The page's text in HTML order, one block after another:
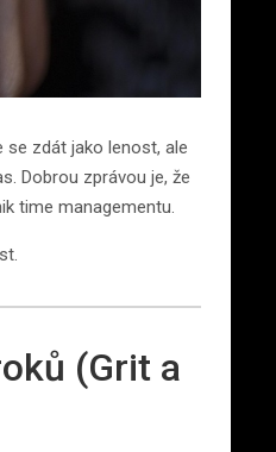
se zdát jako lenost, ale
Dobrou zprávou je, že
time managementu.
(Grit a